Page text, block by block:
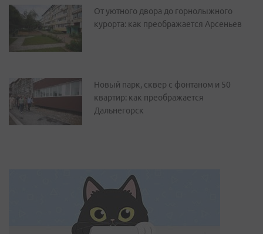
От уютного двора до горнолыжного
курорта: как преображается Арсеньев
Новый парк, сквер с фонтаном и 50
квартир: как преображается
Дальнегорск